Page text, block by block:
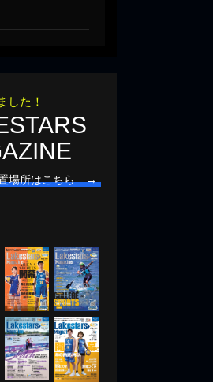
した！
場所はこちら →